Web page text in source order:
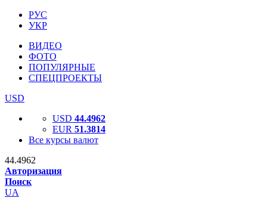
РУС
УКР
ВИДЕО
ФОТО
ПОПУЛЯРНЫЕ
СПЕЦПРОЕКТЫ
USD
USD 44.4962
EUR 51.3814
Все курсы валют
44.4962
Авторизация
Поиск
UA